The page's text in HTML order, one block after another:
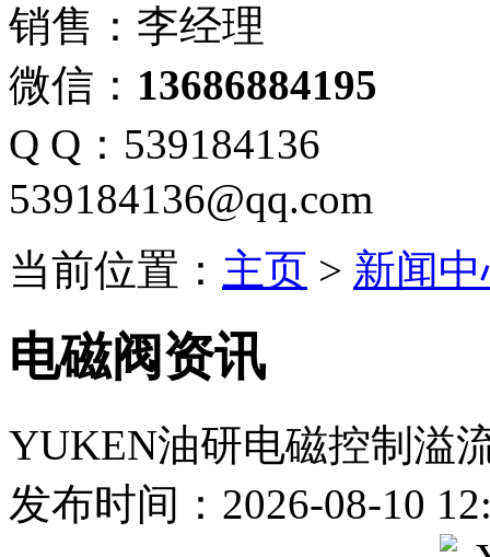
销售：李经理
微信： 13686884195
Q Q：539184136
539184136@qq.com
当前位置： 主页 > 新闻
电磁阀资讯
YUKEN油研电磁控制溢
发布时间：2026-08-10